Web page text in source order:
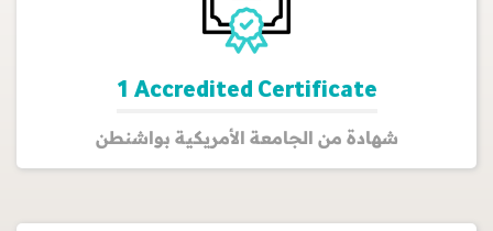
1 Accredited Certificate
شهادة من الجامعة الأمريكية بواشنطن